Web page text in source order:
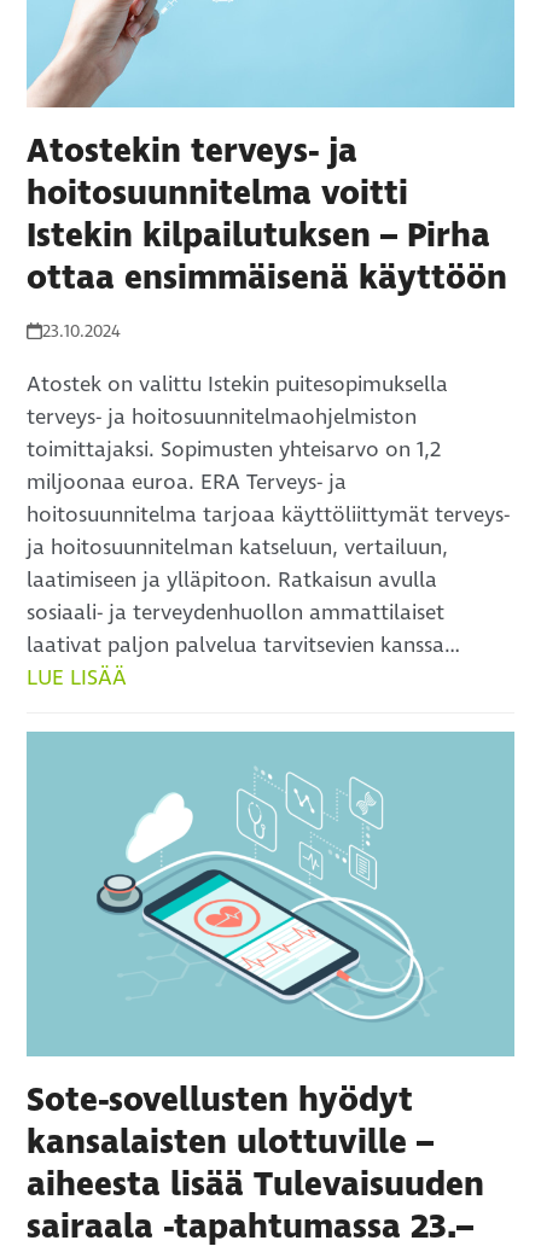
Atostekin terveys- ja
hoitosuunnitelma voitti
Istekin kilpailutuksen – Pirha
ottaa ensimmäisenä käyttöön
23.10.2024
Atostek on valittu Istekin puitesopimuksella
terveys- ja hoitosuunnitelmaohjelmiston
toimittajaksi. Sopimusten yhteisarvo on 1,2
miljoonaa euroa. ERA Terveys- ja
hoitosuunnitelma tarjoaa käyttöliittymät terveys-
ja hoitosuunnitelman katseluun, vertailuun,
laatimiseen ja ylläpitoon. Ratkaisun avulla
sosiaali- ja terveydenhuollon ammattilaiset
laativat paljon palvelua tarvitsevien kanssa…
LUE LISÄÄ
Sote-sovellusten hyödyt
kansalaisten ulottuville –
aiheesta lisää Tulevaisuuden
sairaala -tapahtumassa 23.–